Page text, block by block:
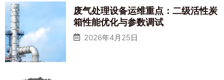
废气处理设备运维重点：二级活性炭
箱性能优化与参数调试
2026年4月25日